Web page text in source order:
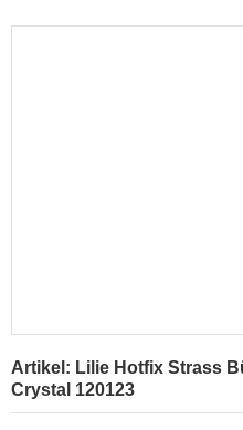
Artikel: Lilie Hotfix Strass
Crystal 120123